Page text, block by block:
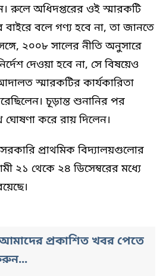
রুলে অধিদপ্তরের ওই স্মারকটি
বলে গণ্য হবে না, তা জানতে
২০০৮ সালের নীতি অনুসারে
দেওয়া হবে না, সে বিষয়েও
স্মারকটির কার্যকারিতা
চূড়ান্ত শুনানির পর
করে রায় দিলেন।
প্রাথমিক বিদ্যালয়গুলোর
২১ থেকে ২৪ ডিসেম্বরের মধ্যে
প্রকাশিত খবর পেতে